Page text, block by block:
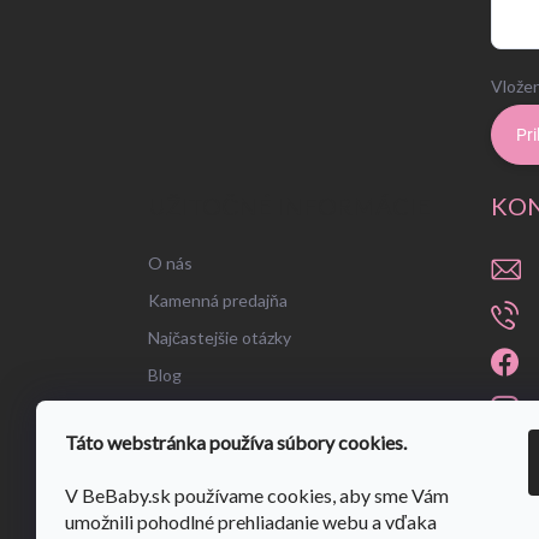
Táto webstránka používa súbory cookies.
V BeBaby.sk používame cookies, aby sme Vám
umožnili pohodlné prehliadanie webu a vďaka
O nás
Kamenná predajňa
Najčastejšie otázky
Blog